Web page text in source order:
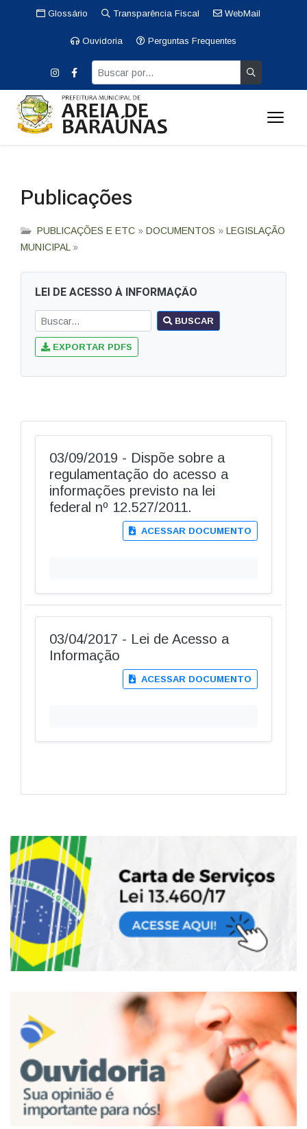
Glossário Transparência Fiscal WebMail
Ouvidoria Perguntas Frequentes
Publicações
PUBLICAÇÕES E ETC » DOCUMENTOS » LEGISLAÇÃO
MUNICIPAL »
LEI DE ACESSO À INFORMAÇÃO
BUSCAR
EXPORTAR PDFS
03/09/2019 - Dispõe sobre a
regulamentação do acesso a
informações previsto na lei
federal nº 12.527/2011.
ACESSAR DOCUMENTO
03/04/2017 - Lei de Acesso a
Informação
ACESSAR DOCUMENTO